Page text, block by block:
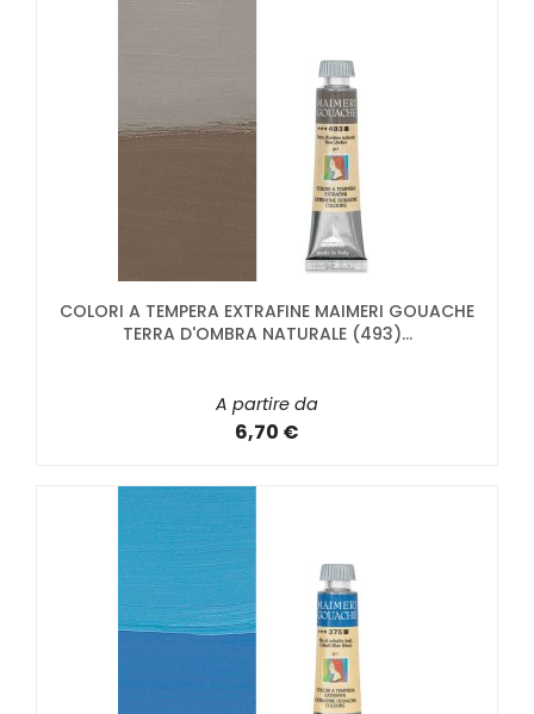
COLORI A TEMPERA EXTRAFINE MAIMERI GOUACHE
TERRA D'OMBRA NATURALE (493)...
A partire da
6,70 €